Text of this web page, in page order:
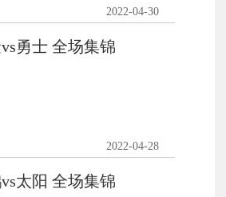
2022-04-30
勇士 全场集锦
2022-04-28
太阳 全场集锦